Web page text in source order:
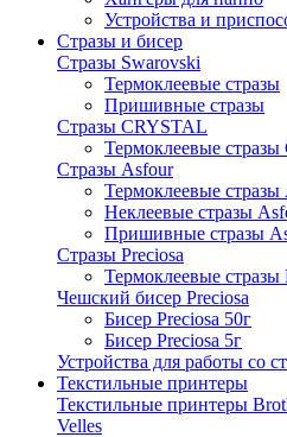
Устройства и
Стразы и бисер
Стразы Swarovski
Термоклеевые стразы
Пришивные стразы
Стразы CRYSTAL
Термоклеевые
Стразы Asfour
Термоклеевые стразы
Неклеевые стразы
Пришивные стразы
Стразы Preciosa
Термоклеевые стразы
Чешский бисер Preciosa
Бисер Preciosa 50г
Бисер Preciosa 5г
Устройства для работы со
Текстильные принтеры
Текстильные принтеры
Velles